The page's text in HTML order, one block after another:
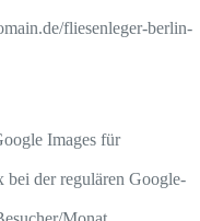
fliesenleger-berlin-
Images für
der regulären Google-